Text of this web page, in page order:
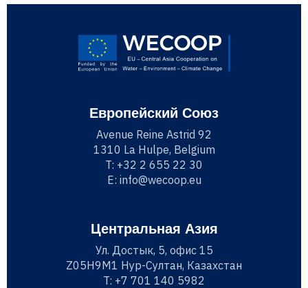
Европейский Союз
Avenue Reine Astrid 92
1310 La Hulpe, Belgium
T: +32 2 655 22 30
E: info@wecoop.eu
Центральная Азия
Ул. Достык, 5, офис 15
Z05H9M1 Нур-Султан, Казахстан
T: +7 701 140 5982